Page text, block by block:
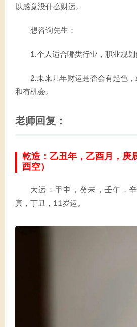
以感觉没什么财运。
想咨询先生：
1.个人适合哪类行业，职业规划
2.未来几年财运是否会有起色
和有机会。
老师回复：
乾造：乙丑年，乙酉月，庚
酉空）
大运：甲申，癸未，壬午，
寅，丁丑，11岁运。